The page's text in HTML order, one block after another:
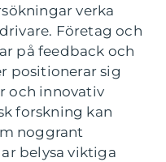
verka
Företag och
på feedback och
positionerar sig
och innovativ
forskning kan
noggrant
belysa viktiga